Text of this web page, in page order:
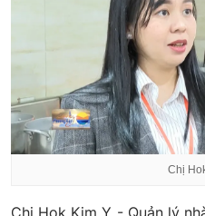
Chị
Chị Hok Kim Y - Quản lý